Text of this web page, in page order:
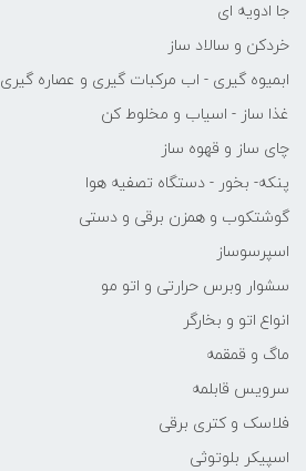
جا ادویه ای
خردکن و سالاد ساز
ابمیوه گیری - اب مرکبات گیری و عصاره گیری
غذا ساز - اسیاب و مخلوط کن
چای ساز و قهوه ساز
پنکه- بخور - دستگاه تصفیه هوا
گوشتکوب و همزن برقی و دستی
اسپرسوساز
سشوار وبرس حرارتی و اتو مو
انواع اتو و بخارگر
ماگ و قمقمه
سرویس قابلمه
فلاسک و کتری برقی
اسپیکر بلوتوثی